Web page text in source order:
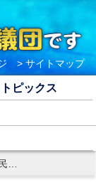
る回答
トピックス
> サイトマップ